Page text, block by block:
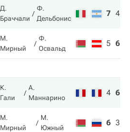
Д.
Браччали
Ф.
Дельбонис
7 4
М.
Мирный
Ф.
Освальд
5 6
К.
Гали
А.
Маннарино
4 6
М.
Мирный
М.
Южный
6 3